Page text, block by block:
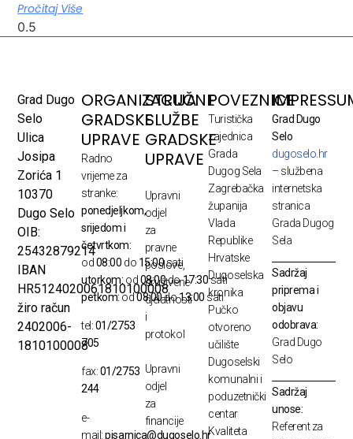
Pročitaj Više
Grad Dugo
Selo
Ulica
Josipa
Zorića 1
10370
Dugo Selo
OIB:
25432879214
IBAN
HR5124020061810100008
žiro račun
2402006-
1810100008
ORGANIZACIJA
GRADSKE
UPRAVE
Radno
vrijeme za
stranke:
ponedjeljkom,
srijedom i
četvrtkom:
od08:00 do 15:00sati
utorkom: od08:00do17:30sati
petkom:od08:00do13:00 sati
tel:01/2753
705
fax:01/2753
244
e-
mail:pisarnica@dugoselo.hr
STRUČNE
SLUŽBE
GRADSKE
UPRAVE
Upravni
odjel
za
pravne
poslove,
društvene
djelatnosti
i
protokol
Upravni
odjel
za
financije
POVEZNICE
Turistička
zajednica
Grada
Dugog Sela
Zagrebačka
županija
Vlada
Republike
Hrvatske
Dugoselska
kronika
Pučko
otvoreno
učilište
Dugoselski
komunalni i
poduzetnički
centar
Kvaliteta
Grad Dugo
Selo
dugoselo.hr
– službena
internetska
stranica
Grada Dugog
Sela
Sadržaj
priprema i
objavu
odobrava:
Grad Dugo
Selo
Sadržaj
unose:
Referent za